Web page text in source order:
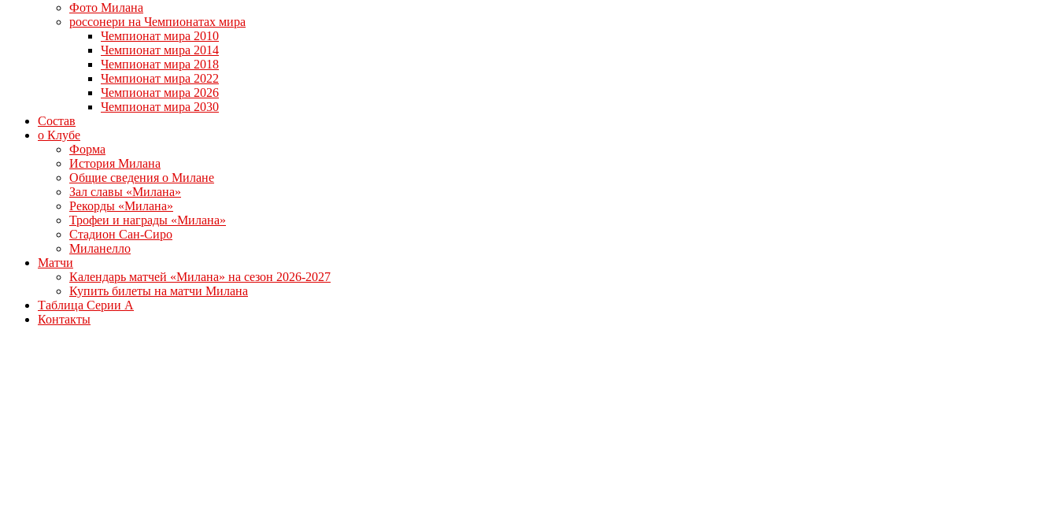
Фото Милана
россонери на Чемпионатах мира
Чемпионат мира 2010
Чемпионат мира 2014
Чемпионат мира 2018
Чемпионат мира 2022
Чемпионат мира 2026
Чемпионат мира 2030
Состав
о Клубе
Форма
История Милана
Общие сведения о Милане
Зал славы «Милана»
Рекорды «Милана»
Трофеи и награды «Милана»
Стадион Сан-Сиро
Миланелло
Матчи
Календарь матчей «Милана» на сезон 2026-2027
Купить билеты на матчи Милана
Таблица Серии А
Контакты